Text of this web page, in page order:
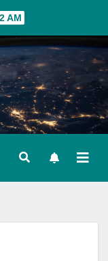
AM